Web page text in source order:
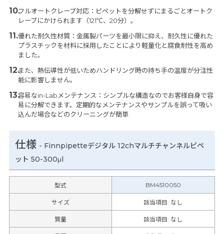
フルオートクレーブ対応：ピペットを分解せずにまるごとオートク
レーブにかけられます（121℃、20分）。
優れた耐久性材質：金属製パーツを最小限に抑え、耐久性に優れた
プラスチックを材料に採用したことにより軽量化と腐食耐性を高め
ました。
また、熱伝導性が低いためハンドリング時の持ち手の温度が分注性
能に影響しません。
容易なin-Labメンテナンス：シンプルな構造なのでお客様自身で容
易に分解できます。定期的なメンテナンスやサンプルを誤って吸い
込んだ場合などのクリーニングが簡単
仕様 - Finnpipetteデジタル 12chマルチチャンネルピペ
ット 50-300μl
型式 BM4510050
サイズ 該当項目: なし
質量 該当項目: なし